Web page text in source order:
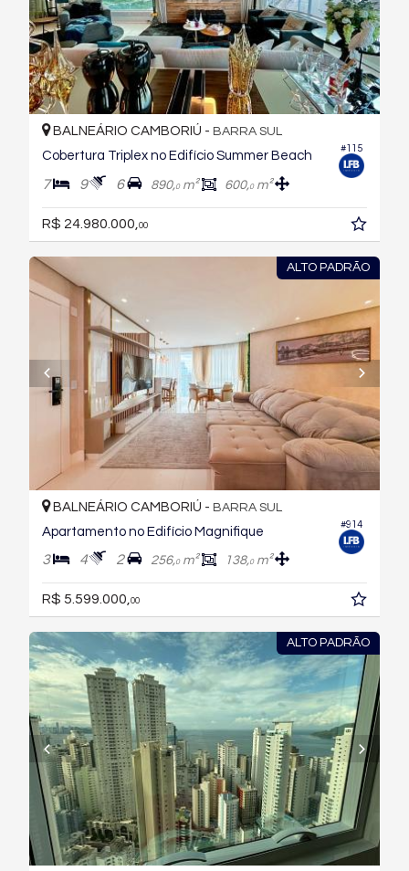
#115
BALNEÁRIO CAMBORIÚ - BARRA SUL
Cobertura Triplex no Edifício Summer Beach
7 9 6 890,0m² 600,0m²
R$ 24.980.000, 00
ALTO PADRÃO
#914
BALNEÁRIO CAMBORIÚ - BARRA SUL
Apartamento no Edifício Magnifique
3 4 2 256,0m² 138,0m²
R$ 5.599.000, 00
ALTO PADRÃO